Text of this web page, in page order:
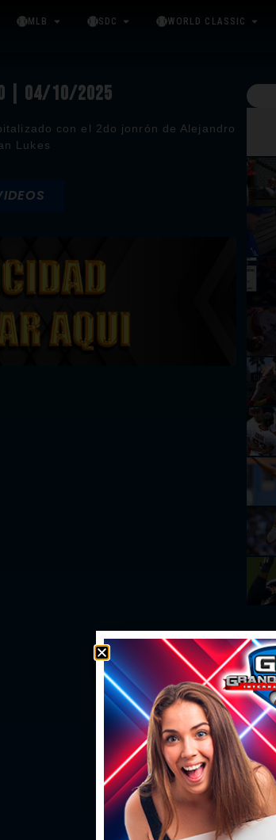
MLB SDC WORLD CLASSIC
| 04/10/2025
con el 2do jonrón de Alejandro
Lukes